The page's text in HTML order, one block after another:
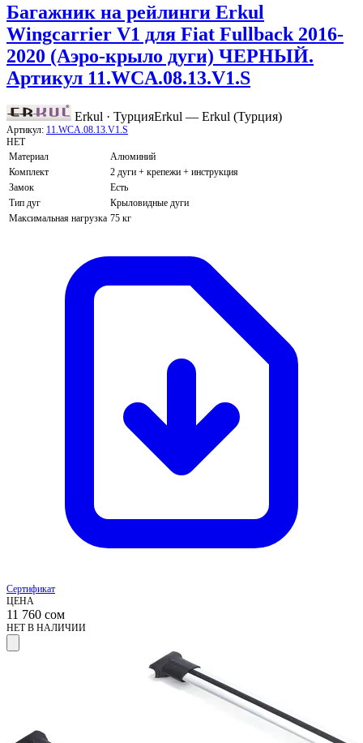
Багажник на рейлинги Erkul
Wingcarrier V1 для Fiat Fullback 2016-
2020 (Аэро-крыло дуги) ЧЕРНЫЙ.
Артикул 11.WCA.08.13.V1.S
Erkul · ТурцияErkul — Erkul (Турция)
Артикул: 11.WCA.08.13.V1.S
НЕТ
Материал
Алюминий
Комплект
2 дуги + крепежи + инструкция
Замок
Есть
Тип дуг
Крыловидные дуги
Максимальная нагрузка 75 кг
Сертификат
ЦЕНА
11 760 сом
НЕТ В НАЛИЧИИ